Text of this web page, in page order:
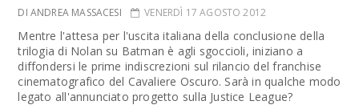
DI ANDREA MASSACESI VENERDÌ 17 AGOSTO 2012
Mentre l'attesa per l'uscita italiana della conclusione della
trilogia di Nolan su Batman è agli sgoccioli, iniziano a
diffondersi le prime indiscrezioni sul rilancio del franchise
cinematografico del Cavaliere Oscuro. Sarà in qualche modo
legato all'annunciato progetto sulla Justice League?